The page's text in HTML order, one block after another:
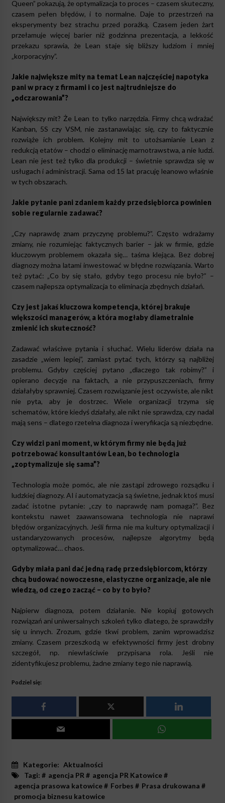
Queen” pokazują, że optymalizacja to proces – czasem skuteczny,
czasem pełen błędów, i to normalne. Daje to przestrzeń na
eksperymenty bez strachu przed porażką. Czasem jeden żart
przełamuje więcej barier niż godzinna prezentacja, a lekkość
przekazu sprawia, że Lean staje się bliższy ludziom i mniej
„korporacyjny”.
Jakie największe mity na temat Lean najczęściej napotyka
pani w pracy z firmami i co jest najtrudniejsze do
„odczarowania”?
Największy mit? Że Lean to tylko narzędzia. Firmy chcą wdrażać
Kanban, 5S czy VSM, nie zastanawiając się, czy to faktycznie
rozwiąże ich problem. Kolejny mit to utożsamianie Lean z
redukcją etatów – chodzi o eliminację marnotrawstwa, a nie ludzi.
Lean nie jest też tylko dla produkcji – świetnie sprawdza się w
usługach i administracji. Sama od 15 lat pracuję leanowo właśnie
w tych obszarach.
Jakie pytanie pani zdaniem każdy przedsiębiorca powinien
sobie regularnie zadawać?
„Czy naprawdę znam przyczynę problemu?”. Często wdrażamy
zmiany, nie rozumiejąc faktycznych barier – jak w firmie, gdzie
kluczowym problemem okazała się… taśma klejąca. Bez dobrej
diagnozy można latami inwestować w błędne rozwiązania. Warto
też pytać: „Co by się stało, gdyby tego procesu nie było?” –
czasem najlepsza optymalizacja to eliminacja zbędnych działań.
Czy jest jakaś kluczowa kompetencja, której brakuje
większości managerów, a która mogłaby diametralnie
zmienić ich skuteczność?
Zadawać właściwe pytania i słuchać. Wielu liderów działa na
zasadzie „wiem lepiej”, zamiast pytać tych, którzy są najbliżej
problemu. Gdyby częściej pytano „dlaczego tak robimy?” i
opierano decyzje na faktach, a nie przypuszczeniach, firmy
działałyby sprawniej. Czasem rozwiązanie jest oczywiste, ale nikt
nie pyta, aby je dostrzec. Wiele organizacji trzyma się
schematów, które kiedyś działały, ale nikt nie sprawdza, czy nadal
mają sens – dlatego rzetelna diagnoza i weryfikacja są niezbędne.
Czy widzi pani moment, w którym firmy nie będą już
potrzebować konsultantów Lean, bo technologia
„zoptymalizuje się sama”?
Technologia może pomóc, ale nie zastąpi zdrowego rozsądku i
ludzkiej diagnozy. AI i automatyzacja są świetne, jednak ktoś musi
zadać istotne pytanie: „czy to naprawdę nam pomaga?”. Bez
kontekstu nawet zaawansowana technologia nie naprawi
błędów organizacyjnych. Jeśli firma nie ma kultury optymalizacji i
ustandaryzowanych procesów, najlepsze algorytmy będą
optymalizować… chaos.
Gdyby miała pani dać jedną radę przedsiębiorcom, którzy
chcą budować nowoczesne, elastyczne organizacje, ale nie
wiedzą, od czego zacząć – co by to było?
Najpierw diagnoza, potem działanie. Nie kopiuj gotowych
rozwiązań ani uniwersalnych szkoleń tylko dlatego, że sprawdziły
się u innych. Zrozum, gdzie tkwi problem, zanim wprowadzisz
zmiany. Czasem przeszkodą w efektywności firmy jest drobny
szczegół, np. niewłaściwie przypisana rola. Jeśli nie
zidentyfikujesz problemu, żadne zmiany tego nie naprawią.
Podziel się:
Kategorie: Aktualności
Tagi: # agencja PR # agencja PR Katowice#
agencja prasowa katowice# Forbes # Prasa drukowana #
promocja biznesu katowice